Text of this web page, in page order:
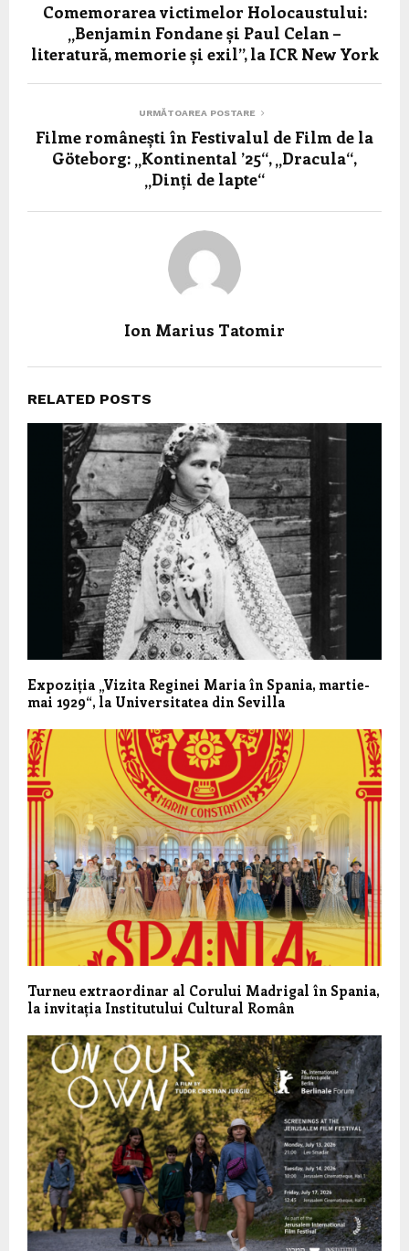
Comemorarea victimelor Holocaustului:
„Benjamin Fondane și Paul Celan –
literatură, memorie și exil”, la ICR New York
URMĂTOAREA POSTARE
Filme românești în Festivalul de Film de la
Göteborg: „Kontinental ’25“, „Dracula“,
„Dinți de lapte“
Ion Marius Tatomir
RELATED POSTS
Expoziția „Vizita Reginei Maria în Spania, martie-
mai 1929“, la Universitatea din Sevilla
Turneu extraordinar al Corului Madrigal în Spania,
la invitația Institutului Cultural Român